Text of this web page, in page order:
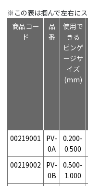
※この表は掴んで左右にス
商品コー
ド
品
番
使用で
きる
ピンゲ
ージサ
イズ
(mm)
00219001
PV-
0A
0.200-
0.500
00219002
PV-
0B
0.500-
1.000